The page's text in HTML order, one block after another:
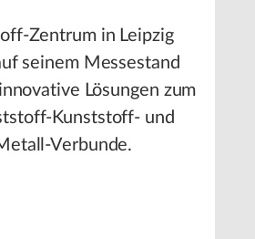
Zentrum in Leipzig
seinem Messestand
Lösungen zum
Kunststoff- und
Verbunde.